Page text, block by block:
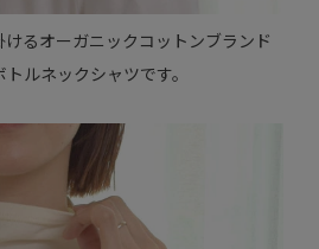
るオーガニックコットンブランド
ルネックシャツです。